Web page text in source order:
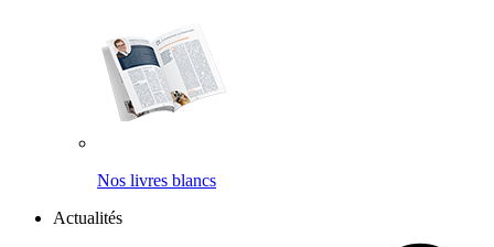
Nos livres blancs
Actualités